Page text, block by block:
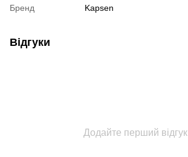
Бренд
Kapsen
Відгуки
Додайте перший відгук